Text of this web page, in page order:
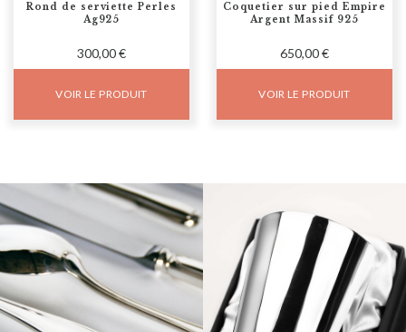
Rond de serviette Perles
Ag925
300,00 €
VOIR LE PRODUIT
Coquetier sur pied Empire
Argent Massif 925
650,00 €
VOIR LE PRODUIT